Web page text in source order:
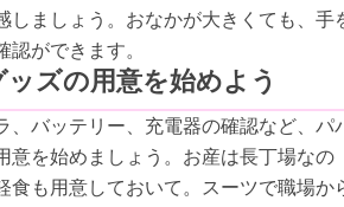
しましょう。おなかが大きくても、手
認ができます。
ッズの用意を始めよう
、バッテリー、充電器の確認など、パ
意を始めましょう。お産は長丁場なの
食も用意しておいて。スーツで職場か